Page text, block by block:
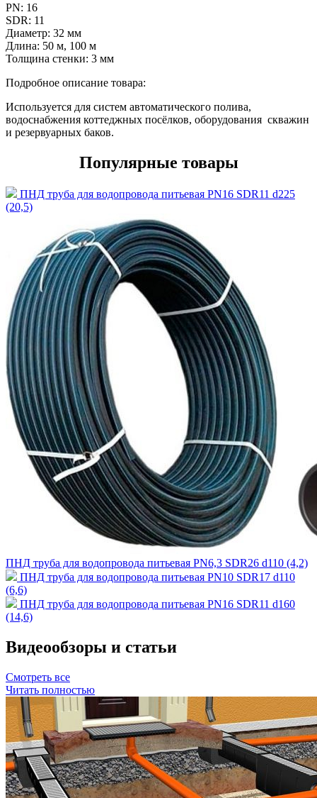
PN: 16
SDR: 11
Диаметр: 32 мм
Длина: 50 м, 100 м
Толщина стенки: 3 мм
Подробное описание товара:
Используется для систем автоматического полива,
водоснабжения коттеджных посёлков, оборудования скважин
и резервуарных баков.
Популярные товары
ПНД труба для водопровода питьевая PN16 SDR11 d225
(20,5)
ПНД труба для водопровода питьевая PN6,3 SDR26 d110 (4,2)
ПНД труба для водопровода питьевая PN10 SDR17 d110
(6,6)
ПНД труба для водопровода питьевая PN16 SDR11 d160
(14,6)
Видеообзоры и статьи
Смотреть все
Читать полностью